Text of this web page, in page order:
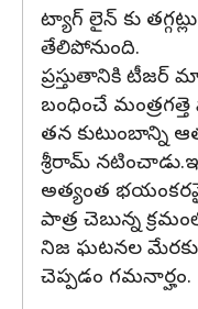
ట్యాగ్ లైన్ కు
తేలిపోనుంది.
ప్రస్తుతానికి టీజర్
బంధించే
తన కుటుంబాన్ని
శ్రీరామ్
అత్యంత
పాత్ర చెబున్న
నిజ ఘటనల
చెప్పడం గమనార్హం.